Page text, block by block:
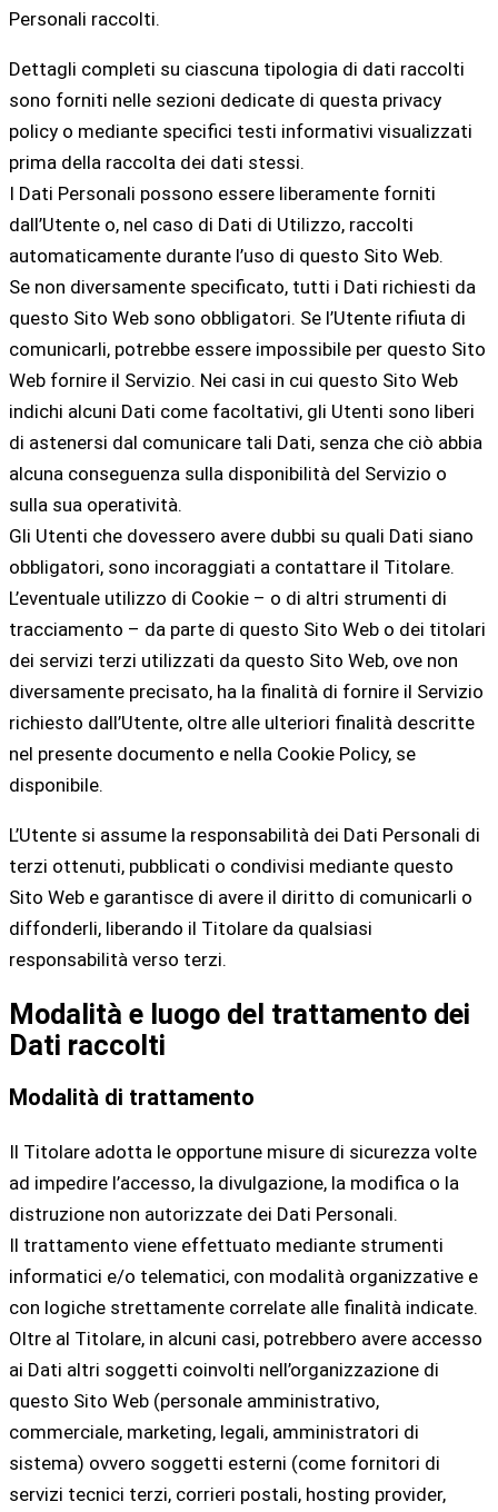
Personali raccolti.
Dettagli completi su ciascuna tipologia di dati raccolti
sono forniti nelle sezioni dedicate di questa privacy
policy o mediante specifici testi informativi visualizzati
prima della raccolta dei dati stessi.
I Dati Personali possono essere liberamente forniti
dall’Utente o, nel caso di Dati di Utilizzo, raccolti
automaticamente durante l’uso di questo Sito Web.
Se non diversamente specificato, tutti i Dati richiesti da
questo Sito Web sono obbligatori. Se l’Utente rifiuta di
comunicarli, potrebbe essere impossibile per questo Sito
Web fornire il Servizio. Nei casi in cui questo Sito Web
indichi alcuni Dati come facoltativi, gli Utenti sono liberi
di astenersi dal comunicare tali Dati, senza che ciò abbia
alcuna conseguenza sulla disponibilità del Servizio o
sulla sua operatività.
Gli Utenti che dovessero avere dubbi su quali Dati siano
obbligatori, sono incoraggiati a contattare il Titolare.
L’eventuale utilizzo di Cookie – o di altri strumenti di
tracciamento – da parte di questo Sito Web o dei titolari
dei servizi terzi utilizzati da questo Sito Web, ove non
diversamente precisato, ha la finalità di fornire il Servizio
richiesto dall’Utente, oltre alle ulteriori finalità descritte
nel presente documento e nella Cookie Policy, se
disponibile.
L’Utente si assume la responsabilità dei Dati Personali di
terzi ottenuti, pubblicati o condivisi mediante questo
Sito Web e garantisce di avere il diritto di comunicarli o
diffonderli, liberando il Titolare da qualsiasi
responsabilità verso terzi.
Modalità e luogo del trattamento dei
Dati raccolti
Modalità di trattamento
Il Titolare adotta le opportune misure di sicurezza volte
ad impedire l’accesso, la divulgazione, la modifica o la
distruzione non autorizzate dei Dati Personali.
Il trattamento viene effettuato mediante strumenti
informatici e/o telematici, con modalità organizzative e
con logiche strettamente correlate alle finalità indicate.
Oltre al Titolare, in alcuni casi, potrebbero avere accesso
ai Dati altri soggetti coinvolti nell’organizzazione di
questo Sito Web (personale amministrativo,
commerciale, marketing, legali, amministratori di
sistema) ovvero soggetti esterni (come fornitori di
servizi tecnici terzi, corrieri postali, hosting provider,